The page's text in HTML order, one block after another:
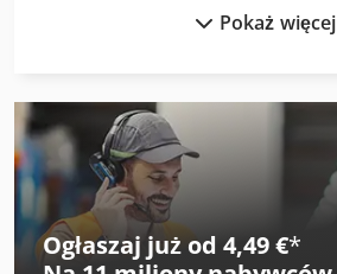
Index Ms22-6
Kasto Kastossb A 2
Kasto Kastoverto A 2
Pokaż więcej
Ogłaszaj już od 4,49 €*